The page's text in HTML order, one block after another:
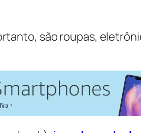
são roupas,